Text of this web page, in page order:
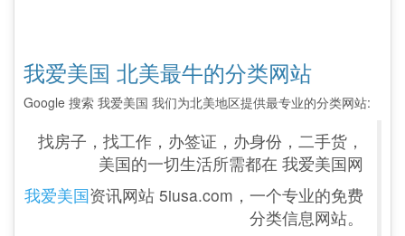
我爱美国 北美最牛的分类网站
Google 搜索 我爱美国 我们为北美地区提供最专业的分类网站:
找房子，找工作，办签证，办身份，二手货，
美国的一切生活所需都在 我爱美国网
我爱美国资讯网站 5iusa.com，一个专业的免费
分类信息网站。